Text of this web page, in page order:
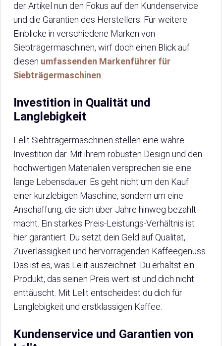
der Artikel nun den Fokus auf den Kundenservice
und die Garantien des Herstellers. Für weitere
Einblicke in verschiedene Marken von
Siebträgermaschinen, wirf doch einen Blick auf
diesen umfassenden Markenführer für
Siebträgermaschinen
Investition in Qualität und
Langlebigkeit
Lelit Siebträgermaschinen stellen eine wahre
Investition dar. Mit ihrem robusten Design und den
hochwertigen Materialien versprechen sie eine
lange Lebensdauer. Es geht nicht um den Kauf
einer kurzlebigen Maschine, sondern um eine
Anschaffung, die sich über Jahre hinweg bezahlt
macht. Ein starkes Preis-Leistungs-Verhältnis ist
hier garantiert. Du setzt dein Geld auf Qualität,
Zuverlässigkeit und hervorragenden Kaffeegenuss.
Das ist es, was Lelit auszeichnet. Du erhältst ein
Produkt, das seinen Preis wert ist und dich nicht
enttäuscht. Mit Lelit entscheidest du dich für
Langlebigkeit und erstklassigen Kaffee.
Kundenservice und Garantien von